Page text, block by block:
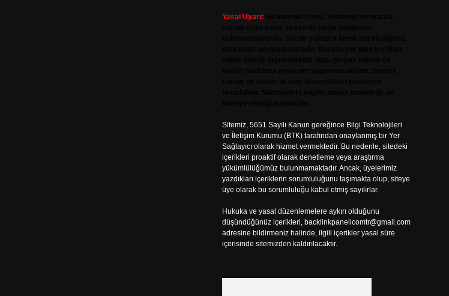
Yasal Uyarı:
Sitemiz, 5651 Sayılı Kanun gereğince Bilgi Teknolojileri
ve İletişim Kurumu (BTK) tarafından onaylanmış bir Yer
Sağlayıcı olarak hizmet vermektedir. Bu nedenle, sitedeki
içerikleri proaktif olarak denetleme veya araştırma
yükümlülüğümüz bulunmamaktadır. Ancak, üyelerimiz
yazdıkları içeriklerin sorumluluğunu taşımakta olup, siteye
üye olarak bu sorumluluğu kabul etmiş sayılırlar.
Hukuka ve yasal düzenlemelere aykırı olduğunu
düşündüğünüz içerikleri, backlinkpanelicomtr@gmail.com
adresine bildirmeniz halinde, ilgili içerikler yasal süre
içerisinde sitemizden kaldırılacaktır.